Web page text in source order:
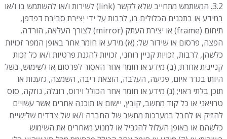
3.2. המשתמש מתחייב שלא לקשר (link) לשירות ו/או להשתמש בו ו/או
במידע או בתכנים הכלולים בו, לרבות על ידי יצירת סביבת דפדפן,
תיחום (frame) או יצירת העתק (mirror) לצורך העלאה, הורדה,
הפצה, פרסום או שידור של: (א) מידע או חומר אחר באופן המפר זכויות
כלשהן, לרבות, זכויות קניין רוחני, זכויות להגנת פרטיות ו/או כל זכות
קניינית אחרת; (ב) מידע או חומר אחר האסור לפרסום או לשימוש, בשל
היותו בגדר איום, פגיעה, העלבה, הוצאת דיבה, השמצה, גזענות או
תוכן בלתי ראוי; (ג) מידע או חומר אחר הכולל וירוס, רוגלה, נוזקה, סוס
טרויאני או כל קוד מחשב, קובץ, יישום או תוכנה אחרים אשר עשויים
להזיק או לחבל במערכות מחשב של החברה ו/או של צדדים שלישיים
כלשהם או באופן העלול להגביל או למנוע מאחרים את השימוש